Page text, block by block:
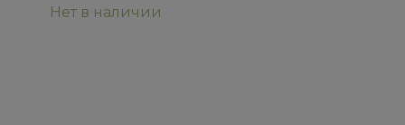
Нет в наличии